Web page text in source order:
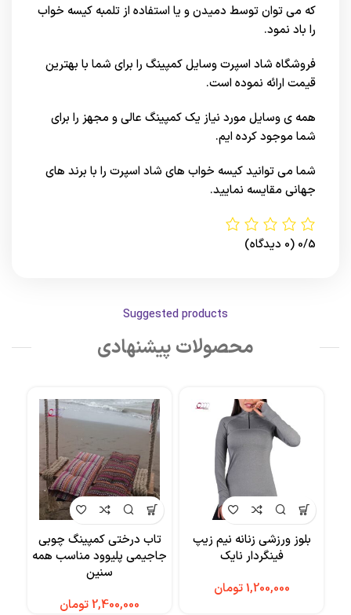
که می توان توسط دمیدن و یا استفاده از تلمبه کیسه خواب
را باد نمود.
فروشگاه شاد اسپرت وسایلکمپینگ را برای شما با بهترین
قیمت ارائه نموده است.
همه ی وسایل مورد نیاز یک کمپینگ عالی و مجهز را برای
شما موجود کرده ایم.
شما می توانید کیسه خواب های شاد اسپرت را با برند های
جهانی مقایسه نمایید.
0/5 (0 دیدگاه)
Suggested products
محصولات پیشنهادی
بلوز ورزشی زنانه نیم زیپ
فینگردار نایک
تومان
تاب درختی کمپینگ چوبی
جاجیمی پلیوود مناسب همه
سنین
تومان